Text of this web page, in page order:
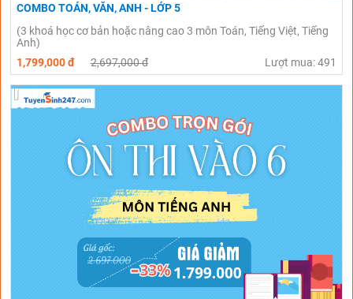
COMBO TOÁN, VĂN, ANH - LỚP 5
(3 khoá học cơ bản hoặc nâng cao 3 môn Toán, Tiếng Việt, Tiếng
Anh)
1,799,000 đ
2,697,000 đ Lượt mua: 491